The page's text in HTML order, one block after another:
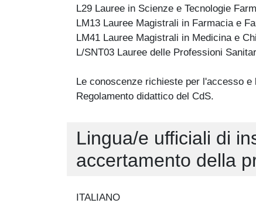
L29 Lauree in Scienze e Tecnologie
LM13 Lauree Magistrali in Farmacia e
LM41 Lauree Magistrali in Medicina e
L/SNT03 Lauree delle Professioni
Le conoscenze richieste per l'accesso
Regolamento didattico del CdS.
Lingua/e ufficiali di
accertamento della
ITALIANO